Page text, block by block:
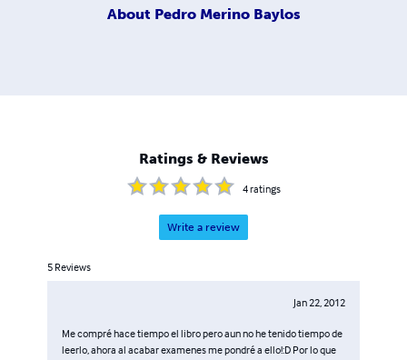
About Pedro Merino Baylos
Ratings & Reviews
4ratings
Write a review
5 Reviews
Jan 22, 2012
Me compré hace tiempo el libro pero aun no he tenido tiempo de
leerlo, ahora al acabar examenes me pondré a ello!:D Por lo que